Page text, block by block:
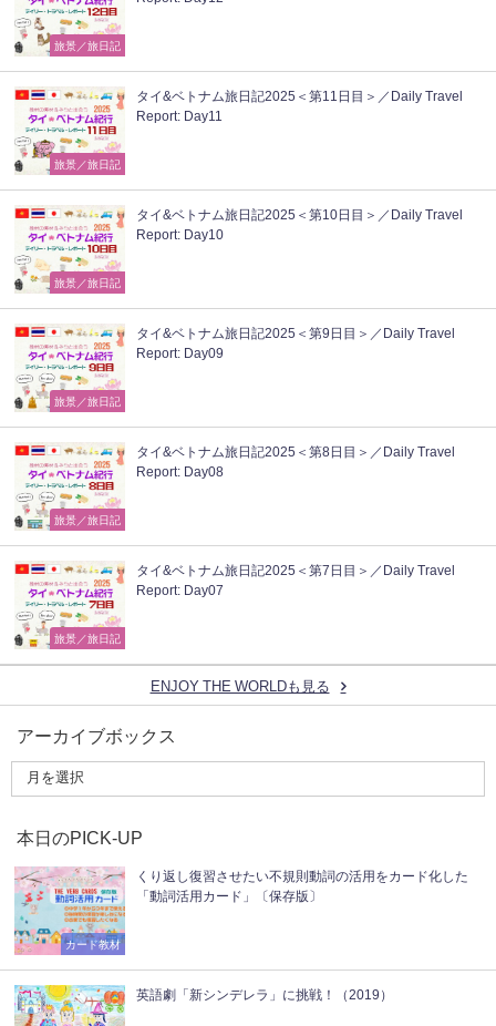
旅景／旅日記
旅景／旅日記
タイ&ベトナム旅日記2025＜第11日目＞／Daily Travel
Report: Day11
旅景／旅日記
タイ&ベトナム旅日記2025＜第10日目＞／Daily Travel
Report: Day10
旅景／旅日記
タイ&ベトナム旅日記2025＜第9日目＞／Daily Travel
Report: Day09
旅景／旅日記
タイ&ベトナム旅日記2025＜第8日目＞／Daily Travel
Report: Day08
旅景／旅日記
タイ&ベトナム旅日記2025＜第7日目＞／Daily Travel
Report: Day07
ENJOY THE WORLDも見る
アーカイブボックス
本日のPICK-UP
カード教材
くり返し復習させたい不規則動詞の活用をカード化した
「動詞活用カード」〔保存版〕
英語劇「新シンデレラ」に挑戦！（2019）